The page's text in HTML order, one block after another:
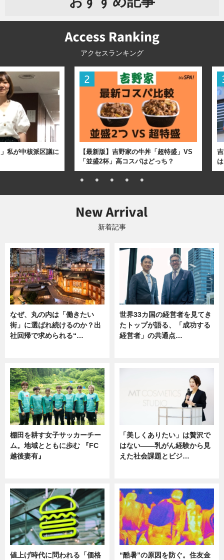
アクセスランキング
私が中核派区議に
【最新版】吉野家の牛丼「超特盛」VS
「並盛2杯」高コスパはどっち？
新着記事
なぜ、丸の内は「働きたい
街」に選ばれ続けるのか？出
社回帰で求められる“…
世界33カ国の経営者を見てき
たトップが語る、「成功する
経営者」の共通点…
棚田を耕す女子サッカーチー
ム。地域とともに歩む 『FC
越後妻有』
「美しくありたい」は贅沢で
はない――乳がん経験から見
えた社会課題とビジ…
値上げ時代に問われる「価格
“酷暑”の原因を防ぐ。住友金